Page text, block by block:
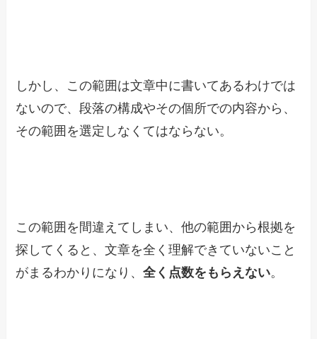
しかし、この範囲は文章中に書いてあるわけでは
ないので、段落の構成やその個所での内容から、
その範囲を選定しなくてはならない。
この範囲を間違えてしまい、他の範囲から根拠を
探してくると、文章を全く理解できていないこと
がまるわかりになり、全く点数をもらえない。